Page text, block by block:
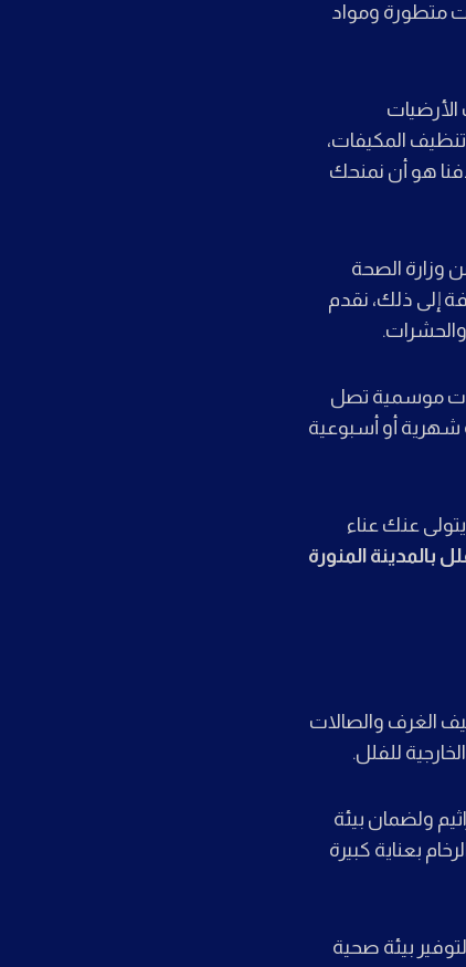
متطورة ومواد
الأرضيات
المكيفات،
شامل يضمن التخلص من الجراثيم والبكتيريا بنسبة 99%. هدفنا هو أن نمنحك
وزارة الصحة
إلى ذلك، نقدم
والحشرات.
موسمية تصل
شهرية أو أسبوعية
عنك عناء
المنورة
الغرف والصالات
للفلل.
ولضمان بيئة
بعناية كبيرة
بيئة صحية